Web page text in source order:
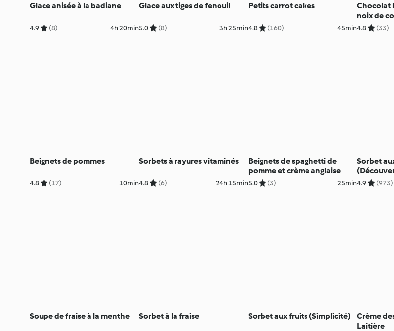
Glace anisée à la badiane
4.9 (8) 4h 20min
Glace aux tiges de fenouil
5.0 (8) 3h 25min
Petits carrot cakes
4.8 (160) 45min
Chocolat
noix de
4.8 (33)
Beignets de pommes
4.8 (17) 10min
Sorbets à rayures vitaminés
4.8 (6) 24h 15min
Beignets de spaghetti de
pomme et crème anglaise
5.0 (3) 25min
Sorbet
4.9 (973)
Soupe de fraise à la menthe Sorbet à la fraise Sorbet aux fruits (Simplicité)
Crème
Laitière